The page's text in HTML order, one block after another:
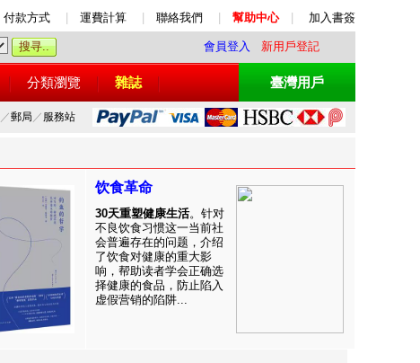
付款方式 運費計算 聯絡我們 幫助中心 加入書簽
會員登入 新用戶登記
分類瀏覽 雜誌 臺灣用戶
／郵局 ／ 服務站
饮食革命
30天重塑健康生活。针对
不良饮食习惯这一当前社
会普遍存在的问题，介绍
了饮食对健康的重大影
响，帮助读者学会正确选
择健康的食品，防止陷入
虚假营销的陷阱...